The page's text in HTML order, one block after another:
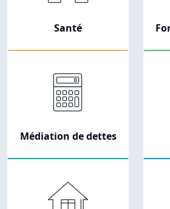
Santé
Médiation de dettes